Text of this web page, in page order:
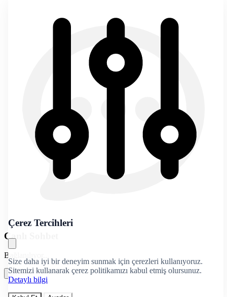
Çerez Tercihleri
Size daha iyi bir deneyim sunmak için çerezleri kullanıyoruz.
Sitemizi kullanarak çerez politikamızı kabul etmiş olursunuz.
Detaylı bilgi
Canlı Sohbet
Bağlanılıyor...